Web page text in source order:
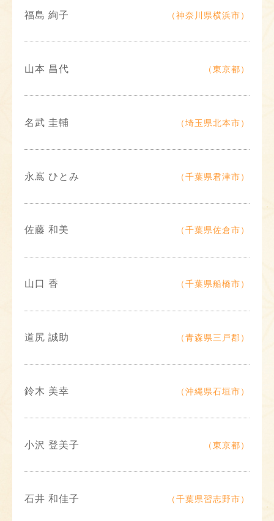
福島 絢子 （神奈川県横浜市）
山本 昌代 （東京都）
名武 圭輔 （埼玉県北本市）
永嶌 ひとみ （千葉県君津市）
佐藤 和美 （千葉県佐倉市）
山口 香 （千葉県船橋市）
道尻 誠助 （青森県三戸郡）
鈴木 美幸 （沖縄県石垣市）
小沢 登美子 （東京都）
石井 和佳子 （千葉県習志野市）